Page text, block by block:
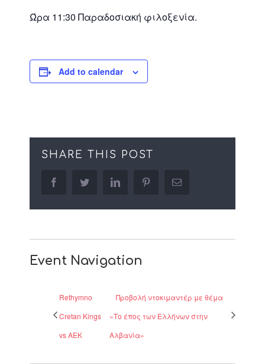
Ώρα 11:30 Παραδοσιακή φιλοξενία.
Add to calendar
SHARE THIS POST
facebooktwitter linkedin pinterestEmail
Event Navigation
Rethymno
Cretan Kings
vs ΑΕΚ
Προβολή ντοκιμαντέρ με θέμα
«Το έπος των Ελλήνων στην
Αλβανία»